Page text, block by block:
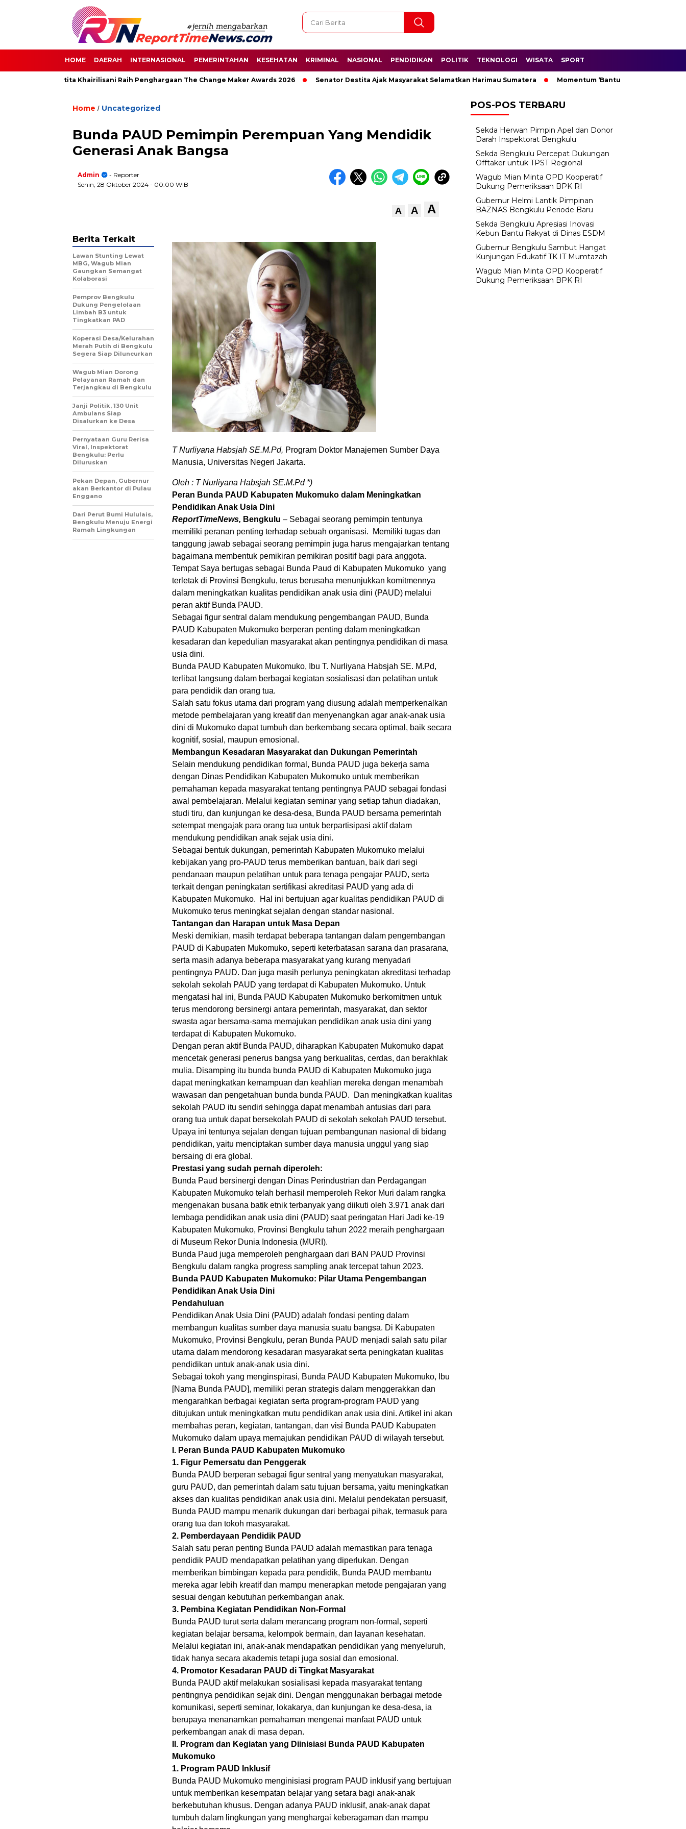
HOME DAERAH INTERNASIONAL PEMERINTAHAN KESEHATAN KRIMINAL NASIONAL PENDIDIKAN POLITIK TEKNOLOGI WISATA SPORT
Destita Khairilisani Raih Penghargaan The Change Maker Awards 2026 Senator Destita Ajak Masyarakat Selamatkan Harimau Sumatera Momentum ‘Bantu Rakyat’: Wagub Mian
Home / Uncategorized
Bunda PAUD Pemimpin Perempuan Yang Mendidik
Generasi Anak Bangsa
Admin
- Reporter
Senin, 28 Oktober 2024 - 00:00 WIB
A A A
T Nurliyana Habsjah SE.M.Pd, Program Doktor Manajemen Sumber Daya
Manusia, Universitas Negeri Jakarta.
Oleh : T Nurliyana Habsjah SE.M.Pd *)
Peran Bunda PAUD Kabupaten Mukomuko dalam Meningkatkan
Pendidikan Anak Usia Dini
ReportTimeNews, Bengkulu – Sebagai seorang pemimpin tentunya
memiliki peranan penting terhadap sebuah organisasi. Memiliki tugas dan
tanggung jawab sebagai seorang pemimpin juga harus mengajarkan tentang
bagaimana membentuk pemikiran pemikiran positif bagi para anggota.
Tempat Saya bertugas sebagai Bunda Paud di Kabupaten Mukomuko yang
terletak di Provinsi Bengkulu, terus berusaha menunjukkan komitmennya
dalam meningkatkan kualitas pendidikan anak usia dini (PAUD) melalui
peran aktif Bunda PAUD.
Sebagai figur sentral dalam mendukung pengembangan PAUD, Bunda
PAUD Kabupaten Mukomuko berperan penting dalam meningkatkan
kesadaran dan kepedulian masyarakat akan pentingnya pendidikan di masa
usia dini.
Bunda PAUD Kabupaten Mukomuko, Ibu T. Nurliyana Habsjah SE. M.Pd,
terlibat langsung dalam berbagai kegiatan sosialisasi dan pelatihan untuk
para pendidik dan orang tua.
Salah satu fokus utama dari program yang diusung adalah memperkenalkan
metode pembelajaran yang kreatif dan menyenangkan agar anak-anak usia
dini di Mukomuko dapat tumbuh dan berkembang secara optimal, baik secara
kognitif, sosial, maupun emosional.
Membangun Kesadaran Masyarakat dan Dukungan Pemerintah
Selain mendukung pendidikan formal, Bunda PAUD juga bekerja sama
dengan Dinas Pendidikan Kabupaten Mukomuko untuk memberikan
pemahaman kepada masyarakat tentang pentingnya PAUD sebagai fondasi
awal pembelajaran. Melalui kegiatan seminar yang setiap tahun diadakan,
studi tiru, dan kunjungan ke desa-desa, Bunda PAUD bersama pemerintah
setempat mengajak para orang tua untuk berpartisipasi aktif dalam
mendukung pendidikan anak sejak usia dini.
Sebagai bentuk dukungan, pemerintah Kabupaten Mukomuko melalui
kebijakan yang pro-PAUD terus memberikan bantuan, baik dari segi
pendanaan maupun pelatihan untuk para tenaga pengajar PAUD, serta
terkait dengan peningkatan sertifikasi akreditasi PAUD yang ada di
Kabupaten Mukomuko. Hal ini bertujuan agar kualitas pendidikan PAUD di
Mukomuko terus meningkat sejalan dengan standar nasional.
Tantangan dan Harapan untuk Masa Depan
Meski demikian, masih terdapat beberapa tantangan dalam pengembangan
PAUD di Kabupaten Mukomuko, seperti keterbatasan sarana dan prasarana,
serta masih adanya beberapa masyarakat yang kurang menyadari
pentingnya PAUD. Dan juga masih perlunya peningkatan akreditasi terhadap
sekolah sekolah PAUD yang terdapat di Kabupaten Mukomuko. Untuk
mengatasi hal ini, Bunda PAUD Kabupaten Mukomuko berkomitmen untuk
terus mendorong bersinergi antara pemerintah, masyarakat, dan sektor
swasta agar bersama-sama memajukan pendidikan anak usia dini yang
terdapat di Kabupaten Mukomuko.
Dengan peran aktif Bunda PAUD, diharapkan Kabupaten Mukomuko dapat
mencetak generasi penerus bangsa yang berkualitas, cerdas, dan berakhlak
mulia. Disamping itu bunda bunda PAUD di Kabupaten Mukomuko juga
dapat meningkatkan kemampuan dan keahlian mereka dengan menambah
wawasan dan pengetahuan bunda bunda PAUD. Dan meningkatkan kualitas
sekolah PAUD itu sendiri sehingga dapat menambah antusias dari para
orang tua untuk dapat bersekolah PAUD di sekolah sekolah PAUD tersebut.
Upaya ini tentunya sejalan dengan tujuan pembangunan nasional di bidang
pendidikan, yaitu menciptakan sumber daya manusia unggul yang siap
bersaing di era global.
Prestasi yang sudah pernah diperoleh:
Bunda Paud bersinergi dengan Dinas Perindustrian dan Perdagangan
Kabupaten Mukomuko telah berhasil memperoleh Rekor Muri dalam rangka
mengenakan busana batik etnik terbanyak yang diikuti oleh 3.971 anak dari
lembaga pendidikan anak usia dini (PAUD) saat peringatan Hari Jadi ke-19
Kabupaten Mukomuko, Provinsi Bengkulu tahun 2022 meraih penghargaan
di Museum Rekor Dunia Indonesia (MURI).
Bunda Paud juga memperoleh penghargaan dari BAN PAUD Provinsi
Bengkulu dalam rangka progress sampling anak tercepat tahun 2023.
Bunda PAUD Kabupaten Mukomuko: Pilar Utama Pengembangan
Pendidikan Anak Usia Dini
Pendahuluan
Pendidikan Anak Usia Dini (PAUD) adalah fondasi penting dalam
membangun kualitas sumber daya manusia suatu bangsa. Di Kabupaten
Mukomuko, Provinsi Bengkulu, peran Bunda PAUD menjadi salah satu pilar
utama dalam mendorong kesadaran masyarakat serta peningkatan kualitas
pendidikan untuk anak-anak usia dini.
Sebagai tokoh yang menginspirasi, Bunda PAUD Kabupaten Mukomuko, Ibu
[Nama Bunda PAUD], memiliki peran strategis dalam menggerakkan dan
mengarahkan berbagai kegiatan serta program-program PAUD yang
ditujukan untuk meningkatkan mutu pendidikan anak usia dini. Artikel ini akan
membahas peran, kegiatan, tantangan, dan visi Bunda PAUD Kabupaten
Mukomuko dalam upaya memajukan pendidikan PAUD di wilayah tersebut.
I. Peran Bunda PAUD Kabupaten Mukomuko
1. Figur Pemersatu dan Penggerak
Bunda PAUD berperan sebagai figur sentral yang menyatukan masyarakat,
guru PAUD, dan pemerintah dalam satu tujuan bersama, yaitu meningkatkan
akses dan kualitas pendidikan anak usia dini. Melalui pendekatan persuasif,
Bunda PAUD mampu menarik dukungan dari berbagai pihak, termasuk para
orang tua dan tokoh masyarakat.
2. Pemberdayaan Pendidik PAUD
Salah satu peran penting Bunda PAUD adalah memastikan para tenaga
pendidik PAUD mendapatkan pelatihan yang diperlukan. Dengan
memberikan bimbingan kepada para pendidik, Bunda PAUD membantu
mereka agar lebih kreatif dan mampu menerapkan metode pengajaran yang
sesuai dengan kebutuhan perkembangan anak.
3. Pembina Kegiatan Pendidikan Non-Formal
Bunda PAUD turut serta dalam merancang program non-formal, seperti
kegiatan belajar bersama, kelompok bermain, dan layanan kesehatan.
Melalui kegiatan ini, anak-anak mendapatkan pendidikan yang menyeluruh,
tidak hanya secara akademis tetapi juga sosial dan emosional.
4. Promotor Kesadaran PAUD di Tingkat Masyarakat
Bunda PAUD aktif melakukan sosialisasi kepada masyarakat tentang
pentingnya pendidikan sejak dini. Dengan menggunakan berbagai metode
komunikasi, seperti seminar, lokakarya, dan kunjungan ke desa-desa, ia
berupaya menanamkan pemahaman mengenai manfaat PAUD untuk
perkembangan anak di masa depan.
II. Program dan Kegiatan yang Diinisiasi Bunda PAUD Kabupaten
Mukomuko
1. Program PAUD Inklusif
Bunda PAUD Mukomuko menginisiasi program PAUD inklusif yang bertujuan
untuk memberikan kesempatan belajar yang setara bagi anak-anak
berkebutuhan khusus. Dengan adanya PAUD inklusif, anak-anak dapat
tumbuh dalam lingkungan yang menghargai keberagaman dan mampu
Berita Terkait
Lawan Stunting Lewat
MBG, Wagub Mian
Gaungkan Semangat
Kolaborasi
Pemprov Bengkulu
Dukung Pengelolaan
Limbah B3 untuk
Tingkatkan PAD
Koperasi Desa/Kelurahan
Merah Putih di Bengkulu
Segera Siap Diluncurkan
Wagub Mian Dorong
Pelayanan Ramah dan
Terjangkau di Bengkulu
Janji Politik, 130 Unit
Ambulans Siap
Disalurkan ke Desa
Pernyataan Guru Rerisa
Viral, Inspektorat
Bengkulu: Perlu
Diluruskan
Pekan Depan, Gubernur
akan Berkantor di Pulau
Enggano
Dari Perut Bumi Hululais,
Bengkulu Menuju Energi
Ramah Lingkungan
POS-POS TERBARU
Sekda Herwan Pimpin Apel dan Donor
Darah Inspektorat Bengkulu
Sekda Bengkulu Percepat Dukungan
Offtaker untuk TPST Regional
Wagub Mian Minta OPD Kooperatif
Dukung Pemeriksaan BPK RI
Gubernur Helmi Lantik Pimpinan
BAZNAS Bengkulu Periode Baru
Sekda Bengkulu Apresiasi Inovasi
Kebun Bantu Rakyat di Dinas ESDM
Gubernur Bengkulu Sambut Hangat
Kunjungan Edukatif TK IT Mumtazah
Wagub Mian Minta OPD Kooperatif
Dukung Pemeriksaan BPK RI